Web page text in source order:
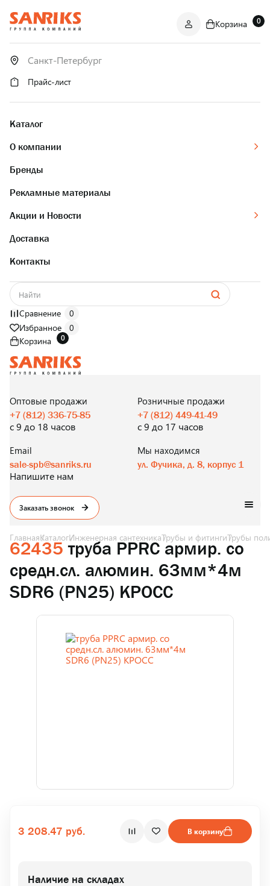
ОПТОМ
И В РОЗНИЦУ
Корзина 0
Прайс-лист
Каталог
О компании
Бренды
Рекламные материалы
Акции и Новости
Доставка
Контакты
Сравнение
0
Избранное
0
Корзина
0
И В РОЗНИЦУ
Оптовые продажи
+7 (812) 336-75-85
с 9 до 18 часов
Розничные продажи
+7 (812) 449-41-49
с 9 до 17 часов
Email
sale-spb@sanriks.ru
Напишите нам
Мы находимся
ул. Фучика, д. 8, корпус 1
Заказать звонок
ГлавнаяКаталогИнженерная сантехникаТрубы и фитингиТрубы
62435 труба PPRC армир. со
средн.сл. алюмин. 63мм*4м
SDR6 (PN25) КРОСС
3 208.47 руб. В корзину
Наличие на складах